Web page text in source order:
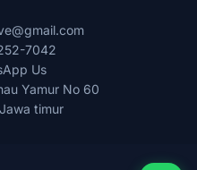
7042
Us
Yamur No 60
timur